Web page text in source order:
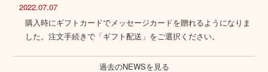
2022.07.07
購入時にギフトカードでメッセージカードを贈れるようになりま
した。注文手続きで「ギフト配送」をご選択ください。
過去のNEWSを見る